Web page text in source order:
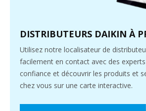
DISTRIBUTEURS DAIKIN À
Utilisez notre localisateur de
facilement en contact avec des
confiance et découvrir les produits et
chez vous sur une carte interactive.